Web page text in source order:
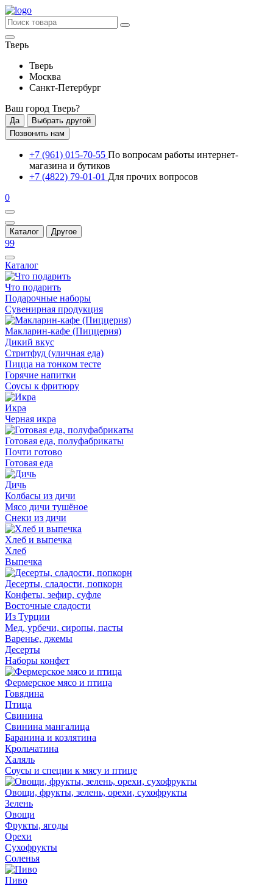
Тверь
Тверь
Москва
Санкт-Петербург
Ваш город Тверь?
Да
Выбрать другой
Позвонить нам
+7 (961) 015-70-55 По вопросам работы интернет-
магазина и бутиков
+7 (4822) 79-01-01 Для прочих вопросов
0
Каталог Другое
99
Каталог
Что подарить
Подарочные наборы
Сувенирная продукция
Макларин-кафе (Пиццерия)
Дикий вкус
Стритфуд (уличная еда)
Пицца на тонком тесте
Горячие напитки
Соусы к фритюру
Икра
Черная икра
Готовая еда, полуфабрикаты
Почти готово
Готовая еда
Дичь
Колбасы из дичи
Мясо дичи тушёное
Снеки из дичи
Хлеб и выпечка
Хлеб
Выпечка
Десерты, сладости, попкорн
Конфеты, зефир, суфле
Восточные сладости
Из Турции
Мед, урбечи, сиропы, пасты
Варенье, джемы
Десерты
Наборы конфет
Фермерское мясо и птица
Говядина
Птица
Свинина
Свинина мангалица
Баранина и козлятина
Крольчатина
Халяль
Соусы и специи к мясу и птице
Овощи, фрукты, зелень, орехи, сухофрукты
Зелень
Овощи
Фрукты, ягоды
Орехи
Сухофрукты
Соленья
Пиво